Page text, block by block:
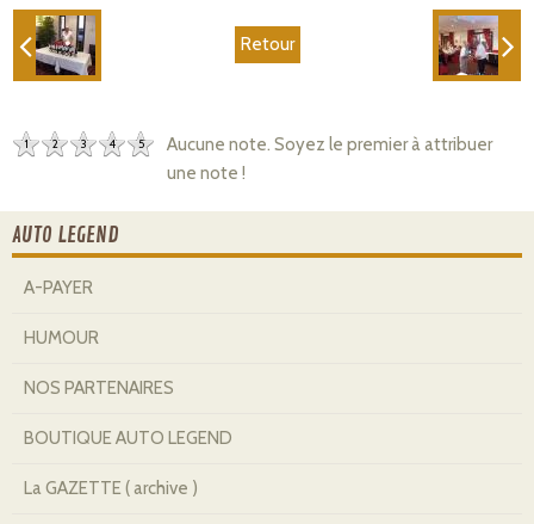
Retour
1 2 3 4 5
Aucune note. Soyez le premier à attribuer
une note !
AUTO LEGEND
A-PAYER
HUMOUR
NOS PARTENAIRES
BOUTIQUE AUTO LEGEND
La GAZETTE ( archive )